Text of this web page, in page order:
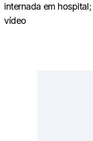
internada em hospital;
vídeo